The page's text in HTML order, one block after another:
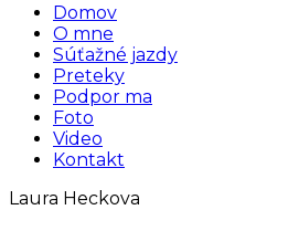
Domov
O mne
Súťažné jazdy
Preteky
Podpor ma
Foto
Video
Kontakt
Laura Heckova